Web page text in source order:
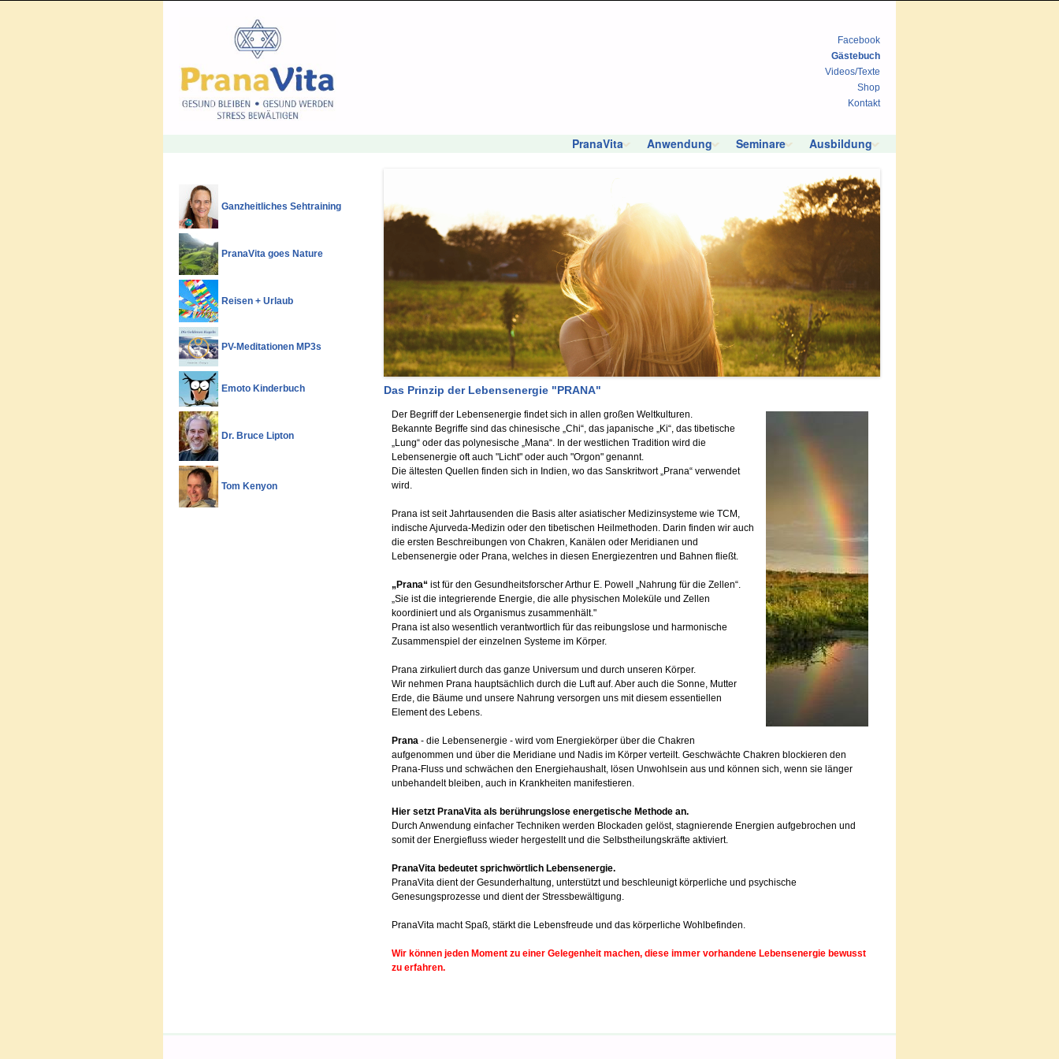
Facebook
Gästebuch
Videos/Texte
Shop
Kontakt
PranaVita Anwendung Seminare Ausbildung
Das Prinzip der Lebensenergie "PRANA"
Der Begriff der Lebensenergie findet sich in allen großen Weltkulturen.
Bekannte Begriffe sind das chinesische „Chi“, das japanische „Ki“, das tibetische
„Lung“ oder das polynesische „Mana“. In der westlichen Tradition wird die
Lebensenergie oft auch "Licht" oder auch "Orgon" genannt.
Die ältesten Quellen finden sich in Indien, wo das Sanskritwort „Prana“ verwendet
wird.
Prana ist seit Jahrtausenden die Basis alter asiatischer Medizinsysteme wie TCM,
indische Ajurveda-Medizin oder den tibetischen Heilmethoden. Darin finden wir auch
die ersten Beschreibungen von Chakren, Kanälen oder Meridianen und
Lebensenergie oder Prana, welches in diesen Energiezentren und Bahnen fließt.
„Prana“ ist für den Gesundheitsforscher Arthur E. Powell „Nahrung für die Zellen“.
„Sie ist die integrierende Energie, die alle physischen Moleküle und Zellen
koordiniert und als Organismus zusammenhält."
Prana ist also wesentlich verantwortlich für das reibungslose und harmonische
Zusammenspiel der einzelnen Systeme im Körper.
Prana zirkuliert durch das ganze Universum und durch unseren Körper.
Wir nehmen Prana hauptsächlich durch die Luft auf. Aber auch die Sonne, Mutter
Erde, die Bäume und unsere Nahrung versorgen uns mit diesem essentiellen
Element des Lebens.
Prana - die Lebensenergie - wird vom Energiekörper über die Chakren
aufgenommen und über die Meridiane und Nadis im Körper verteilt. Geschwächte Chakren blockieren den
Prana-Fluss und schwächen den Energiehaushalt, lösen Unwohlsein aus und können sich, wenn sie länger
unbehandelt bleiben, auch in Krankheiten manifestieren.
Hier setzt PranaVita als berührungslose energetische Methode an.
Durch Anwendung einfacher Techniken werden Blockaden gelöst, stagnierende Energien aufgebrochen und
somit der Energiefluss wieder hergestellt und die Selbstheilungskräfte aktiviert.
PranaVita bedeutet sprichwörtlich Lebensenergie.
PranaVita dient der Gesunderhaltung, unterstützt und beschleunigt körperliche und psychische
Genesungsprozesse und dient der Stressbewältigung.
PranaVita macht Spaß, stärkt die Lebensfreude und das körperliche Wohlbefinden.
Wir können jeden Moment zu einer Gelegenheit machen, diese immer vorhandene Lebensenergie bewusst
zu erfahren.
Ganzheitliches Sehtraining
PranaVita goes Nature
Reisen + Urlaub
PV-Meditationen MP3s
Emoto Kinderbuch
Dr. Bruce Lipton
Tom Kenyon